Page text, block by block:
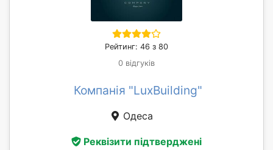
Рейтинг: 46 з 80
0 відгуків
Компанія "LuxBuilding"
Одеса
Реквізити підтверджені